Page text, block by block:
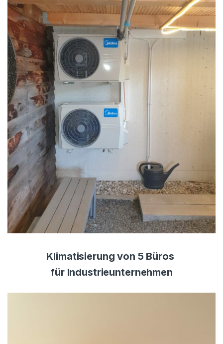
Klimatisierung von 5 Büros
für Industrieunternehmen